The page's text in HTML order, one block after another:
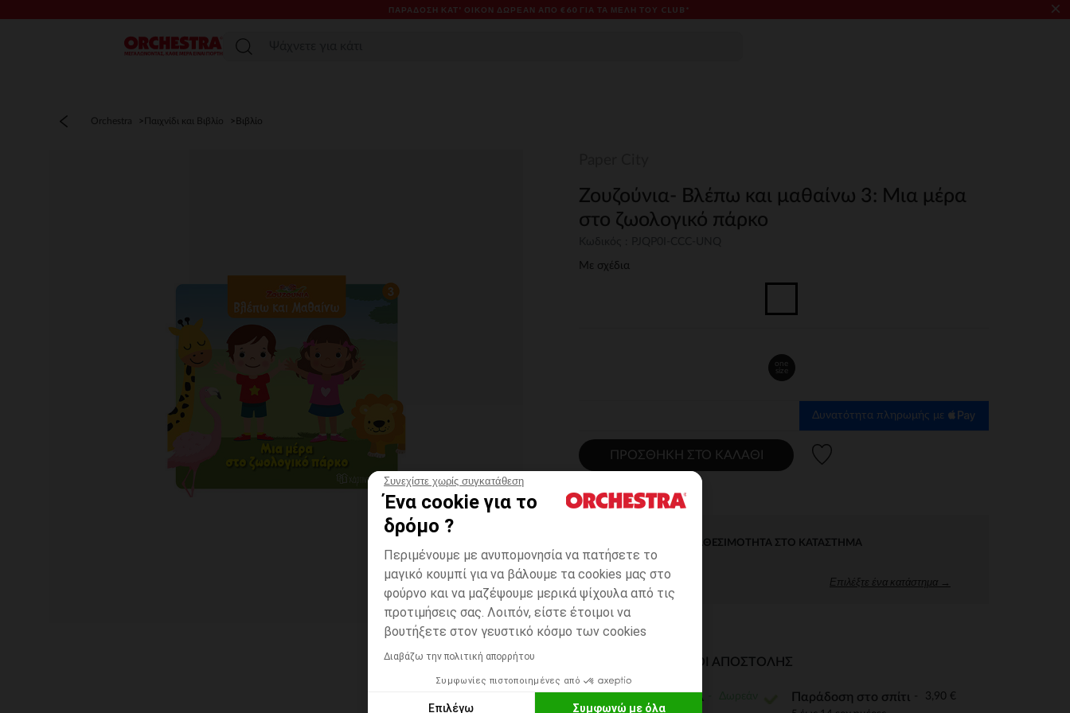
Συνεχίστε χωρίς συγκατάθεση
Ένα cookie για το
δρόμο ?
Περιμένουμε με ανυπομονησία να πατήσετε το
μαγικό κουμπί για να βάλουμε τα cookies μας στο
φούρνο και να μαζέψουμε μερικά ψίχουλα από τις
προτιμήσεις σας. Λοιπόν, είστε έτοιμοι να
βουτήξετε στον γευστικό κόσμο των cookies
Διαβάζω την πολιτική απορρήτου
Συμφωνίες πιστοποιημένες από
Επιλέγω Συμφωνώ με όλα
ΠΑΡΆΔΟΣΗ ΚΑΤ' ΟΊΚΟΝ ΔΩΡΕΑΝ ΑΠΌ €60 ΓΙΑ ΤΑ ΜΈΛΗ ΤΟΥ CLUB* ×
Μενού
Orchestra Παιχνίδι και Βιβλίο Βιβλίο
Ζουζούνια- Βλέπω και μαθαίνω 3: Μια μέρα
στο ζωολογικό πάρκο
Με σχέδια
one
size
Δυνατότητα πληρωμής με
ΠΡΟΣΘΉΚΗ ΣΤΟ ΚΑΛΆΘΙ
ΆΜΕΣΗ ΔΙΑΘΕΣΙΜΌΤΗΤΑ ΣΤΟ ΚΑΤΆΣΤΗΜΑ
Επιλέξτε ένα κατάστημα →
ΔΙΑΘΈΣΙΜΟΙ ΤΡΌΠΟΙ ΑΠΟΣΤΟΛΉΣ
ΣΕ ΚΑΤΑΣΤΗΜΑ Παράδοση στο σπίτι 3,90 €